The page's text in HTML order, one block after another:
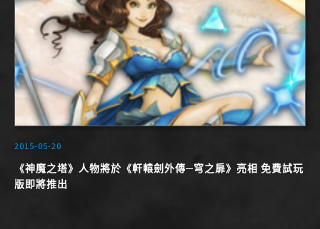
2015-05-20
《神魔之塔》人物將於《軒轅劍外傳─穹之扉》亮相 免費試玩
版即將推出